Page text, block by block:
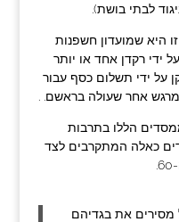
לבתי בושת).
היא שמועדון חשפנות
ידי רקדן אחד או יותר
על ידי תשלום כסף עבור
מרגש אחר שעולה בראשם. .
הללו בתרבות
כאלה המתקרבים לצד
מסירים את בגדיהם